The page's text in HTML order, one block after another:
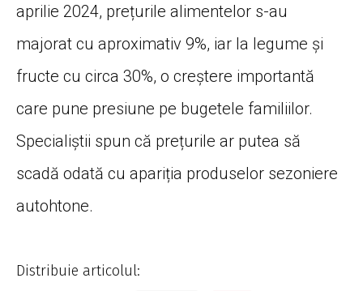
aprilie 2024, prețurile alimentelor s-au
majorat cu aproximativ 9%, iar la legume și
fructe cu circa 30%, o creștere importantă
care pune presiune pe bugetele familiilor.
Specialiștii spun că prețurile ar putea să
scadă odată cu apariția produselor sezoniere
autohtone.
Distribuie articolul: